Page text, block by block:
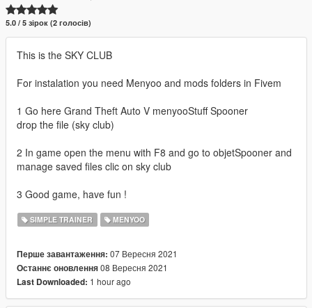
5.0 / 5 зірок (2 голосів)
This is the SKY CLUB
For instalation you need Menyoo and mods folders in Fivem
1 Go here Grand Theft Auto V menyooStuff Spooner
drop the file (sky club)
2 In game open the menu with F8 and go to objetSpooner and
manage saved files clic on sky club
3 Good game, have fun !
SIMPLE TRAINER MENYOO
Перше завантаження: 07 Вересня 2021
Останнє оновлення08 Вересня 2021
Last Downloaded: 1 hour ago